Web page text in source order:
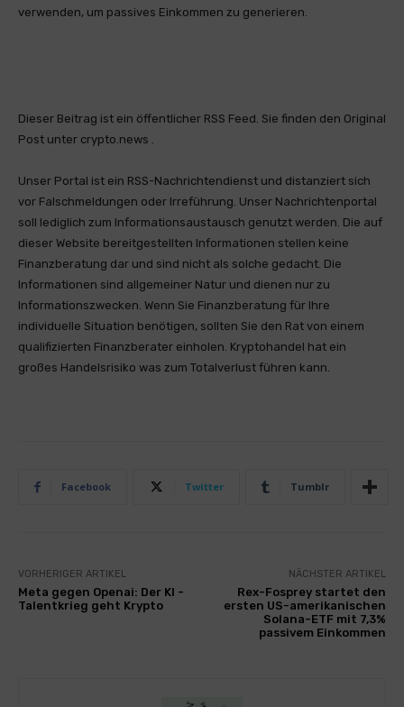
verwenden, um passives Einkommen zu generieren.
Dieser Beitrag ist ein öffentlicher RSS Feed. Sie finden den Original
Post unter crypto.news .
Unser Portal ist ein RSS-Nachrichtendienst und distanziert sich
vor Falschmeldungen oder Irreführung. Unser Nachrichtenportal
soll lediglich zum Informationsaustausch genutzt werden. Die auf
dieser Website bereitgestellten Informationen stellen keine
Finanzberatung dar und sind nicht als solche gedacht. Die
Informationen sind allgemeiner Natur und dienen nur zu
Informationszwecken. Wenn Sie Finanzberatung für Ihre
individuelle Situation benötigen, sollten Sie den Rat von einem
qualifizierten Finanzberater einholen. Kryptohandel hat ein
großes Handelsrisiko was zum Totalverlust führen kann.
Facebook Twitter Tumblr
VORHERIGER ARTIKEL
Meta gegen Openai: Der KI -
Talentkrieg geht Krypto
NÄCHSTER ARTIKEL
Rex-Fosprey startet den
ersten US-amerikanischen
Solana-ETF mit 7,3%
passivem Einkommen